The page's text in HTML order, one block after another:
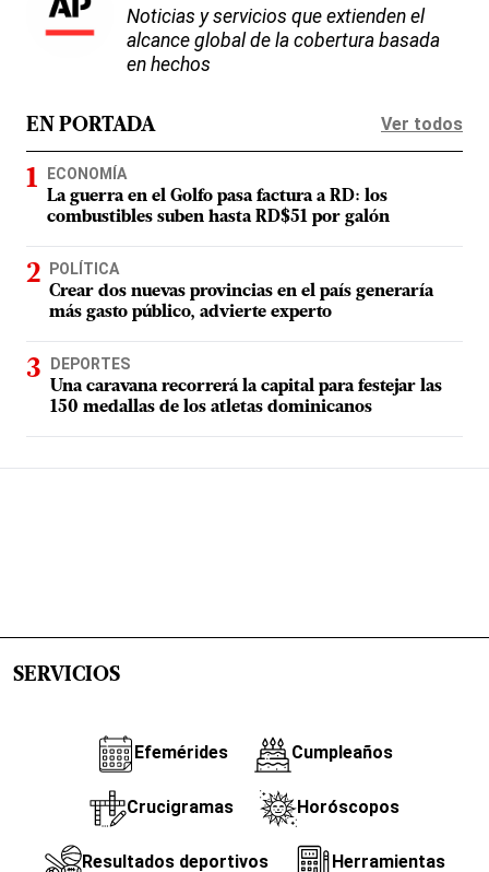
Noticias y servicios que extienden el
alcance global de la cobertura basada
en hechos
EN PORTADA Ver todos
ECONOMÍA
La guerra en el Golfo pasa factura a RD: los
combustibles suben hasta RD$51 por galón
POLÍTICA
Crear dos nuevas provincias en el país generaría
más gasto público, advierte experto
DEPORTES
Una caravana recorrerá la capital para festejar las
150 medallas de los atletas dominicanos
SERVICIOS
Efemérides Cumpleaños
Crucigramas Horóscopos
Resultados deportivos Herramientas